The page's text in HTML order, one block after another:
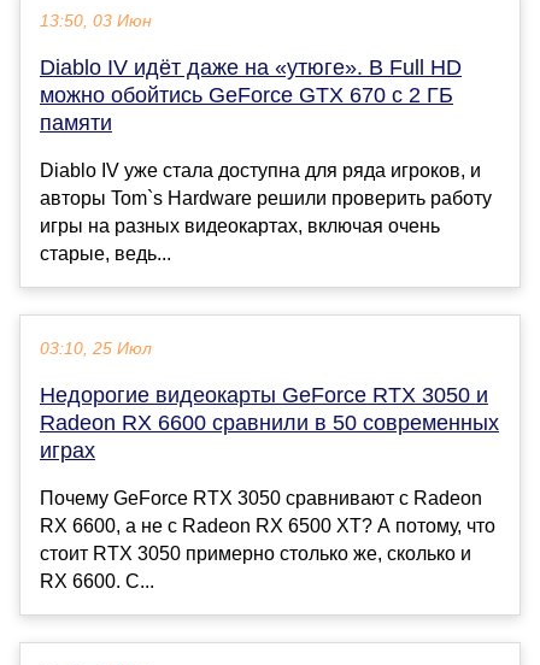
13:50, 03 Июн
Diablo IV идёт даже на «утюге». В Full HD
можно обойтись GeForce GTX 670 с 2 ГБ
памяти
Diablo IV уже стала доступна для ряда игроков, и
авторы Tom`s Hardware решили проверить работу
игры на разных видеокартах, включая очень
старые, ведь...
03:10, 25 Июл
Недорогие видеокарты GeForce RTX 3050 и
Radeon RX 6600 сравнили в 50 современных
играх
Почему GeForce RTX 3050 сравнивают с Radeon
RX 6600, а не с Radeon RX 6500 XT? А потому, что
стоит RTX 3050 примерно столько же, сколько и
RX 6600. С...